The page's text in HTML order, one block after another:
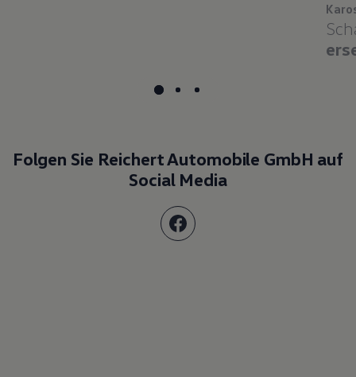
Folgen Sie Reichert Automobile GmbH auf
Social Media